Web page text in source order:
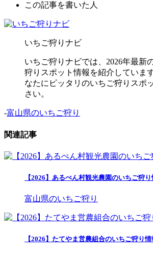
この記事を書いた人
いちご狩りナビ
いちご狩りナビでは、2026年最新
狩りスポット情報を紹介していま
なたにピッタリのいちご狩りスポ
さい。
-富山県のいちご狩り
関連記事
【2026】あるぺん村観光農園のいちご狩り
富山県のいちご狩り
【2026】たてやま営農組合のいちご狩り情